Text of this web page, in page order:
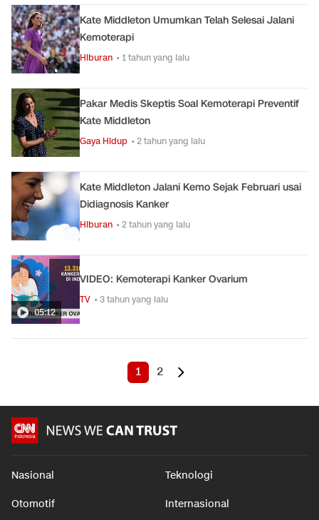
Kate Middleton Umumkan Telah Selesai Jalani
Kemoterapi
Hiburan • 1 tahun yang lalu
Pakar Medis Skeptis Soal Kemoterapi Preventif
Kate Middleton
Gaya Hidup • 2 tahun yang lalu
Kate Middleton Jalani Kemo Sejak Februari usai
Didiagnosis Kanker
Hiburan • 2 tahun yang lalu
05:12
VIDEO: Kemoterapi Kanker Ovarium
TV • 3 tahun yang lalu
1 2
Nasional Teknologi
Otomotif Internasional